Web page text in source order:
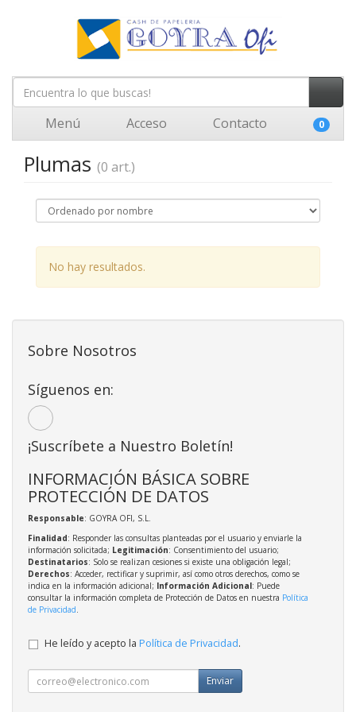
Menú Acceso Contacto 0
Plumas (0 art.)
No hay resultados.
Sobre Nosotros
Síguenos en:
¡Suscríbete a Nuestro Boletín!
INFORMACIÓN BÁSICA SOBRE
PROTECCIÓN DE DATOS
Responsable: GOYRA OFI, S.L.
Finalidad: Responder las consultas planteadas por el usuario y enviarle la
información solicitada; Legitimación: Consentimiento del usuario;
Destinatarios: Solo se realizan cesiones si existe una obligación legal;
Derechos: Acceder, rectificar y suprimir, así como otros derechos, como se
indica en la información adicional; Información Adicional: Puede
consultar la información completa de Protección de Datos en nuestra Política
de Privacidad.
He leído y acepto la Política de Privacidad.
Enviar